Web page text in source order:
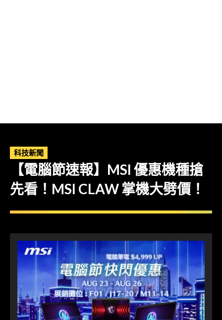
科技新聞
【電腦節速報】MSI 優惠機種搶
先看！MSI CLAW 掌機大劈價！